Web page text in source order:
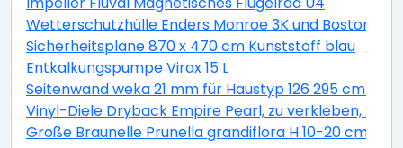
Wetterschutzhülle Enders Monroe 3K und Boston 3K
Sicherheitsplane 870 x 470 cm Kunststoff blau
Entkalkungspumpe Virax 15 L
Seitenwand weka 21 mm für Haustyp 126 295 cm
Vinyl-Diele Dryback Empire Pearl, zu verkleben,
Große Braunelle Prunella grandiflora H 10-20 cm Co